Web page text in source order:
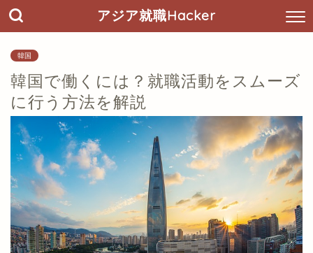
アジア就職Hacker
韓国
韓国で働くには？就職活動をスムーズ
に行う方法を解説